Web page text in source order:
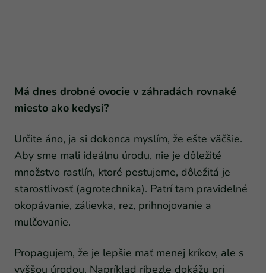
Má dnes drobné ovocie v záhradách rovnaké
miesto ako kedysi?
Určite áno, ja si dokonca myslím, že ešte väčšie.
Aby sme mali ideálnu úrodu, nie je dôležité
množstvo rastlín, ktoré pestujeme, dôležitá je
starostlivosť (agrotechnika). Patrí tam pravidelné
okopávanie, zálievka, rez, prihnojovanie a
mulčovanie.
Propagujem, že je lepšie mať menej kríkov, ale s
vyššou úrodou. Napríklad ríbezle dokážu pri